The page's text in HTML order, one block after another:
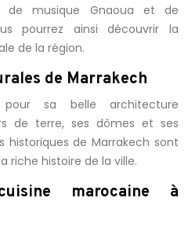
de musique Gnaoua et de
pourrez ainsi découvrir la
de la région.
de Marrakech
sa belle architecture
de terre, ses dômes et ses
historiques de Marrakech sont
riche histoire de la ville.
marocaine à